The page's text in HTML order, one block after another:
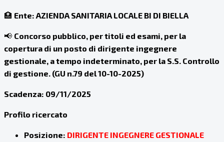
🏥 Ente: AZIENDA SANITARIA LOCALE BI DI BIELLA
📢 Concorso pubblico, per titoli ed esami, per la
copertura di un posto di dirigente ingegnere
gestionale, a tempo indeterminato, per la S.S. Controllo
di gestione. (GU n.79 del 10-10-2025)
Scadenza: 09/11/2025
Profilo ricercato
Posizione: DIRIGENTE INGEGNERE GESTIONALE